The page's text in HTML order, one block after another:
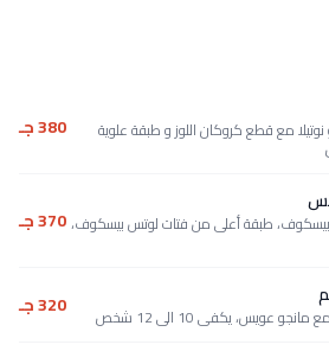
نوتيلا مع قطع كروكان اللوز و طبقة علوية 380 جـ
بيسكوف، طبقة أعلى من فتات لوتس بيسكوف،370 جـ
عويس، يكفى 10 الى 12 شخص 320 جـ